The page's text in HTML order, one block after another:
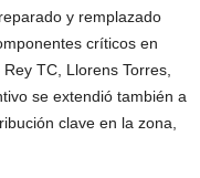
y remplazado
críticos en
TC, Llorens Torres,
se extendió también a
clave en la zona,